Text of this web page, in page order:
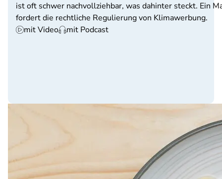
ist oft schwer nachvollziehbar, was dahinter steckt. Ein
fordert die rechtliche Regulierung von Klimawerbung.
mit Video
mit Podcast